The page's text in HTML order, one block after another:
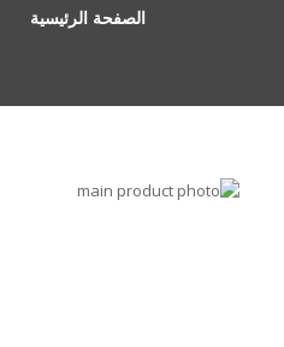
الصفحة الرئيسية
انتقل